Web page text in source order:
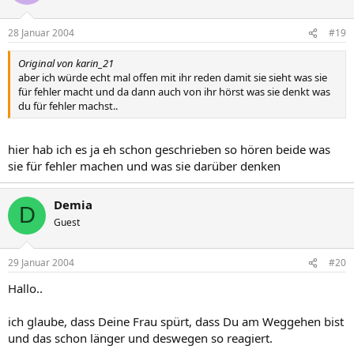
28 Januar 2004 #19
Original von karin_21
aber ich würde echt mal offen mit ihr reden damit sie sieht was sie
für fehler macht und da dann auch von ihr hörst was sie denkt was
du für fehler machst..
hier hab ich es ja eh schon geschrieben so hören beide was
sie für fehler machen und was sie darüber denken
D Demia
Guest
29 Januar 2004 #20
Hallo..
ich glaube, dass Deine Frau spürt, dass Du am Weggehen bist
und das schon länger und deswegen so reagiert.